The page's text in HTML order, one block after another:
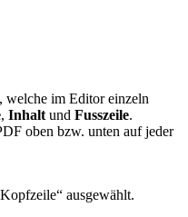
, welche im Editor einzeln
, Inhalt und Fusszeile.
oben bzw. unten auf jeder
ausgewählt.